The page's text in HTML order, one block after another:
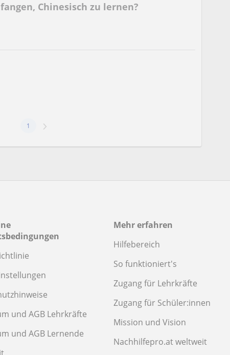
Chinesisch zu lernen?
1
und AGB Lehrkräfte
und AGB Lernende
Mehr erfahren
Hilfebereich
So funktioniert's
Zugang für Lehrkräfte
Zugang für Schüler:innen
Mission und Vision
Nachhilfepro.at weltweit